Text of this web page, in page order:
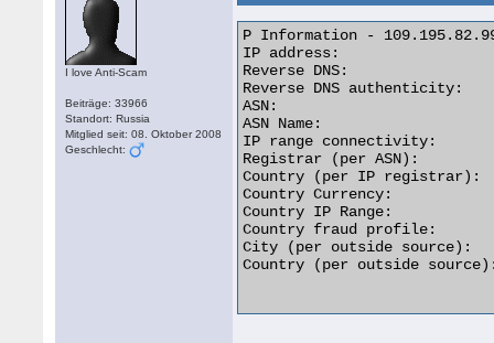
I love Anti-Scam
Beiträge: 33966
Standort: Russia
Mitglied seit: 08. Oktober 2008
Geschlecht:
P Information -
IP address:
Reverse DNS:
Reverse DNS authenticity:
ASN:
ASN Name:
IP range connectivity:
Registrar (per ASN):
Country (per IP registrar):
Country Currency:
Country IP Range:
Country fraud profile:
City (per outside source):
Country (per outside